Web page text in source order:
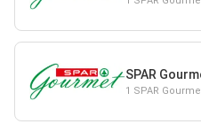
SPAR
1 SPAR